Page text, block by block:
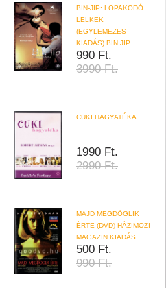
BIN-JIP: LOPAKODÓ
LELKEK
(EGYLEMEZES
KIADÁS) BIN JIP
990 Ft.
3990 Ft.
CUKI HAGYATÉKA
1990 Ft.
2990 Ft.
MAJD MEGDÖGLIK
ÉRTE (DVD) HÁZIMOZI
MAGAZIN KIADÁS
500 Ft.
990 Ft.